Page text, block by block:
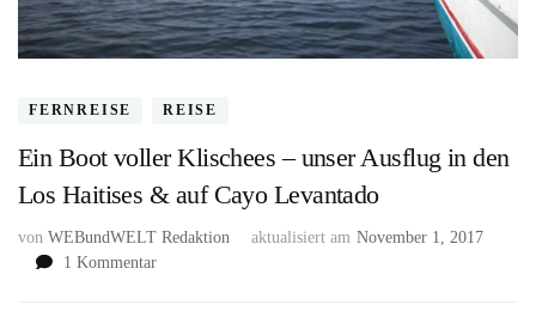
FERNREISE REISE
Ein Boot voller Klischees – unser Ausflug in den
Los Haitises & auf Cayo Levantado
von WEBundWELT Redaktion aktualisiert am November 1, 2017
1 Kommentarzu